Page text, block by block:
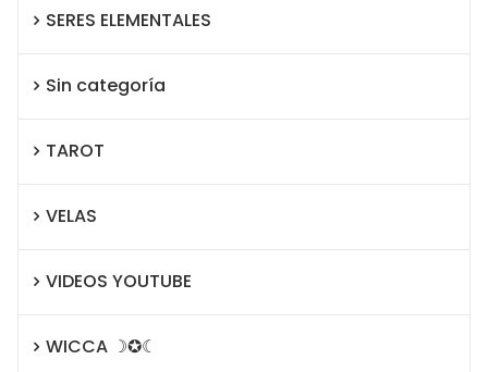
SERES ELEMENTALES
Sin categoría
TAROT
VELAS
VIDEOS YOUTUBE
WICCA ☽✪☾